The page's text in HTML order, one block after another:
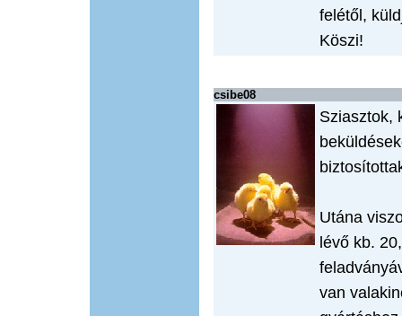
felétől,
Köszi!
csibe08
Sziasztok,
Utána
lévő kb.
van